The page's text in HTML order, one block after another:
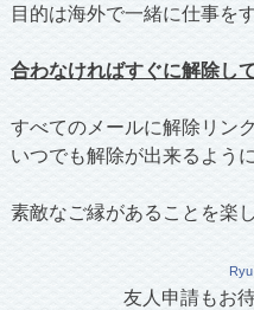
目的は海外で一緒に仕事を
合わなければすぐに解除し
すべてのメールに解除リン
いつでも解除が出来るよう
素敵なご縁があることを楽
友人申請もお